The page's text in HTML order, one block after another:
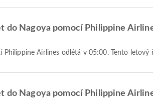
do Nagoya pomocí Philippine
Philippine Airlines odlétá v 05:00. Tento
do Nagoya pomocí Philippine